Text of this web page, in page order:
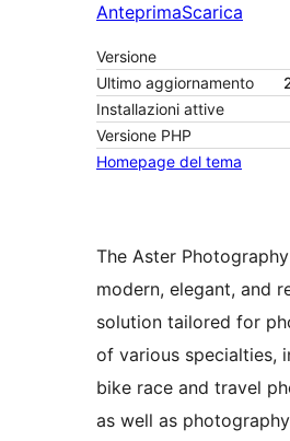
AnteprimaScarica
Versione
Ultimo aggiornamento
Installazioni attive
Versione PHP
Homepage del tema
The Aster
modern, elegant, and
solution tailored for
of various specialties,
bike race and travel
as well as